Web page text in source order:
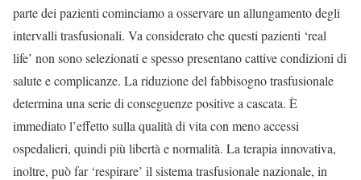
parte dei pazienti cominciamo a osservare un allungamento degli
intervalli trasfusionali. Va considerato che questi pazienti ‘real
life’ non sono selezionati e spesso presentano cattive condizioni di
salute e complicanze. La riduzione del fabbisogno trasfusionale
determina una serie di conseguenze positive a cascata. È
immediato l’effetto sulla qualità di vita con meno accessi
ospedalieri, quindi più libertà e normalità. La terapia innovativa,
inoltre, può far ‘respirare’ il sistema trasfusionale nazionale, in